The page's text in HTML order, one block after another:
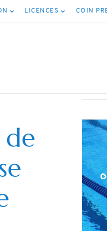
LICENCES COIN
de
NATATION
نتائج مسابقة
08/2026